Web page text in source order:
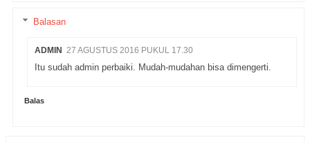
Balasan
ADMIN 27 AGUSTUS 2016 PUKUL 17.30
Itu sudah admin perbaiki. Mudah-mudahan bisa dimengerti.
Balas